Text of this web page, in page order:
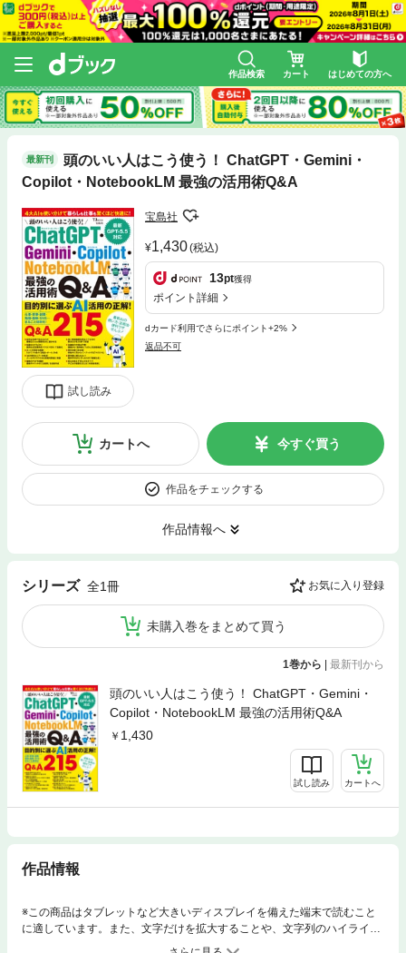
作品検索 カート はじめての方へ
最新刊
頭のいい人はこう使う！ ChatGPT・Gemini・
Copilot・NotebookLM 最強の活用術Q&A
試し読み
宝島社
1,430(税込)
13pt獲得
ポイント詳細
dカード利用でさらにポイント+2%
返品不可
カートへ 今すぐ買う
作品をチェックする
作品情報へ
シリーズ 全1冊 お気に入り登録
未購入巻をまとめて買う
1巻から | 最新刊から
頭のいい人はこう使う！ ChatGPT・Gemini・
Copilot・NotebookLM 最強の活用術Q&A
1,430
試し読み カートへ
作品情報
※この商品はタブレットなど大きいディスプレイを備えた端末で読むこと
に適しています。また、文字だけを拡大することや、文字列のハイライ
ト、検索、辞書の参照、引用などの機能が使用できません。ChatGPT・G